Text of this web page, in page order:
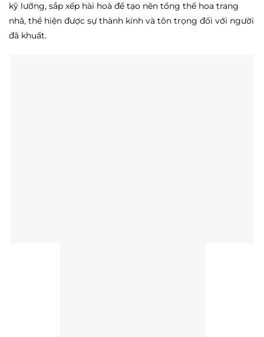
kỹ lưỡng, sắp xếp hài hoà để tạo nên tổng thể hoa trang
nhã, thể hiện được sự thành kính và tôn trọng đối với người
đã khuất.